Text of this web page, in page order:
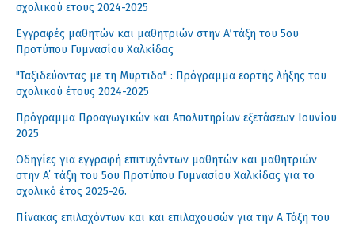
σχολικού ετους 2024-2025
Εγγραφές μαθητών και μαθητριών στην Α΄ τάξη του 5ου
Προτύπου Γυμνασίου Χαλκίδας
"Ταξιδεύοντας με τη Μύρτιδα" : Πρόγραμμα εορτής λήξης του
σχολικού έτους 2024-2025
Πρόγραμμα Προαγωγικών και Απολυτηρίων εξετάσεων Ιουνίου
2025
Οδηγίες για εγγραφή επιτυχόντων μαθητών και μαθητριών
στην A΄ τάξη του 5ου Προτύπου Γυμνασίου Χαλκίδας για το
σχολικό έτος 2025-26.
Πίνακας επιλαχόντων και και επιλαχουσών για την Α Τάξη του